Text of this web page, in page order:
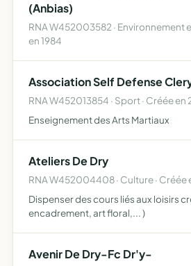
(Anbias)
RNA W452003582 · Environnement
en 1984
Association Self Defense
RNA W452013854 · Sport · Créée en
Enseignement des Arts Martiaux
Ateliers De Dry
RNA W452004408 · Culture · Créée
Dispenser des cours liés aux loisirs
encadrement, art floral,... )
Avenir De Dry-Fc Dr'y-